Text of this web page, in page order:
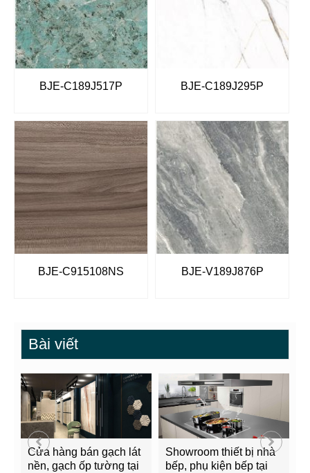
BJE-C189J517P BJE-C189J295P
BJE-C915108NS BJE-V189J876P
Bài viết
Cửa hàng bán gạch lát
nền, gạch ốp tường tại
Showroom thiết bị nhà
bếp, phụ kiện bếp tại